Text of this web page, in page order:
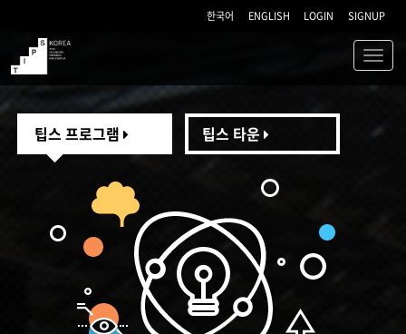
한국어 ENGLISH LOGIN SIGNUP
TIPS
팁스 프로그램 팁스 타운